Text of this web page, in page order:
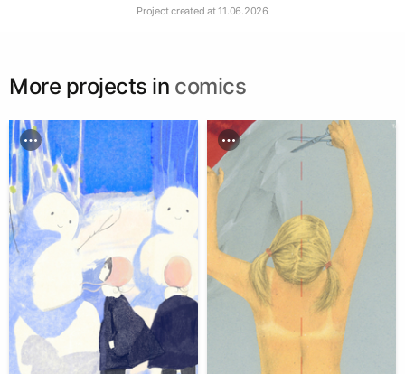
Project created at11.06.2026
More projects in comics